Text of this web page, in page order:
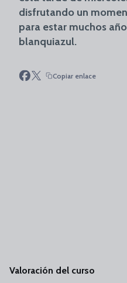
disfrutando un
para estar muchos
blanquiazul.
Copiar enlace
Valoración del curso